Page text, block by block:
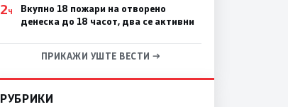
2Ч
Вкупно 18 пожари на отворено
денеска до 18 часот, два се активни
ПРИКАЖИ УШТЕ ВЕСТИ →
РУБРИКИ